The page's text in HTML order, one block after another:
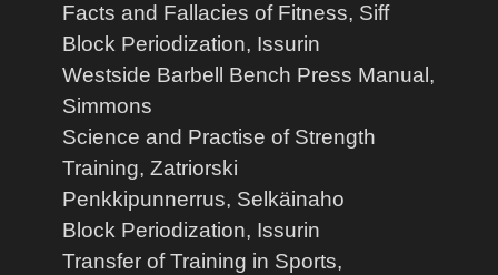
Facts and Fallacies of Fitness, Siff
Block Periodization, Issurin
Westside Barbell Bench Press Manual,
Simmons
Science and Practise of Strength
Training, Zatriorski
Penkkipunnerrus, Selkäinaho
Block Periodization, Issurin
Transfer of Training in Sports,